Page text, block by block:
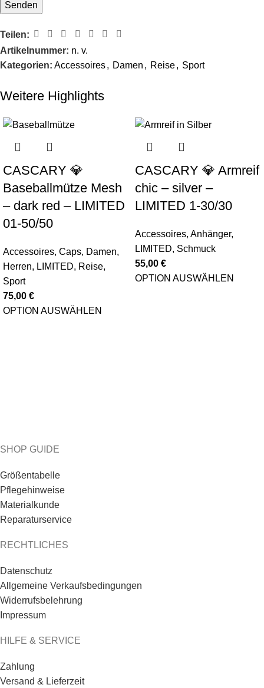
Teilen:
Artikelnummer: n. v.
Kategorien: Accessoires, Damen , Reise, Sport
Weitere Highlights
CASCARY 💎
Baseballmütze Mesh
– dark red – LIMITED
01-50/50
Accessoires, Caps, Damen,
Herren, LIMITED, Reise,
Sport
75,00 €
OPTION AUSWÄHLEN
CASCARY 💎 Armreif
chic – silver –
LIMITED 1-30/30
Accessoires, Anhänger,
LIMITED, Schmuck
55,00 €
OPTION AUSWÄHLEN
SHOP GUIDE
Größentabelle
Pflegehinweise
Materialkunde
Reparaturservice
RECHTLICHES
Datenschutz
Allgemeine Verkaufsbedingungen
Widerrufsbelehrung
Impressum
HILFE & SERVICE
Zahlung
Versand & Lieferzeit